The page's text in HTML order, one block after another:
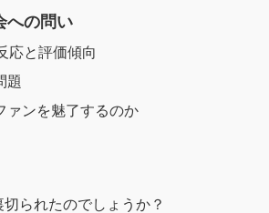
への問い
応と評価傾向
題
ァンを魅了するのか
られたのでしょうか？